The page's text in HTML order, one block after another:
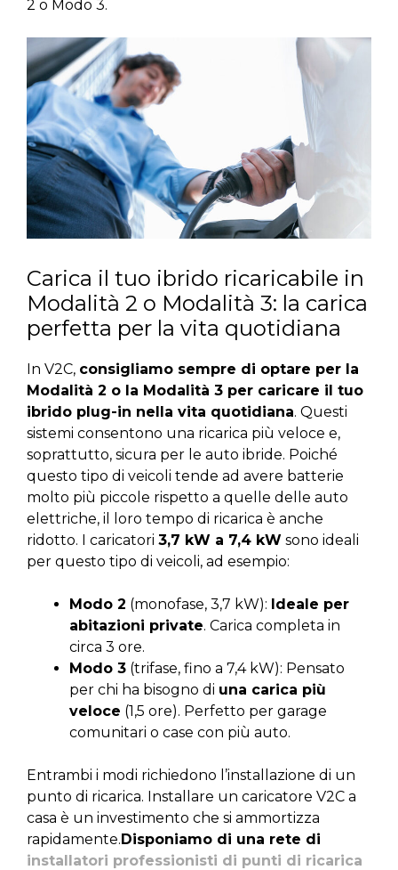
2 o Modo 3.
Carica il tuo ibrido ricaricabile in
Modalità 2 o Modalità 3: la carica
perfetta per la vita quotidiana
In V2C, consigliamo sempre di optare per la
Modalità 2 o la Modalità 3 per caricare il tuo
ibrido plug-in nella vita quotidiana. Questi
sistemi consentono una ricarica più veloce e,
soprattutto, sicura per le auto ibride. Poiché
questo tipo di veicoli tende ad avere batterie
molto più piccole rispetto a quelle delle auto
elettriche, il loro tempo di ricarica è anche
ridotto. I caricatori 3,7 kW a 7,4 kW sono ideali
per questo tipo di veicoli, ad esempio:
Modo 2 (monofase, 3,7 kW): Ideale per
abitazioni private. Carica completa in
circa 3 ore.
Modo 3 (trifase, fino a 7,4 kW): Pensato
per chi ha bisogno di una carica più
veloce (1,5 ore). Perfetto per garage
comunitari o case con più auto.
Entrambi i modi richiedono l’installazione di un
punto di ricarica. Installare un caricatore V2C a
casa è un investimento che si ammortizza
rapidamente.Disponiamo di una rete di
installatori professionisti di punti di ricarica